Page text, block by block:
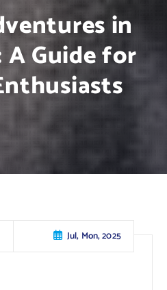
in
Guide for
Jul, Mon, 2025